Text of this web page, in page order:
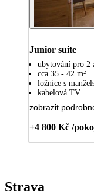
Junior suite
ubytování pro 2
cca 35 - 42 m²
ložnice s
kabelová TV
zobrazit
+4 800 Kč /
Strava